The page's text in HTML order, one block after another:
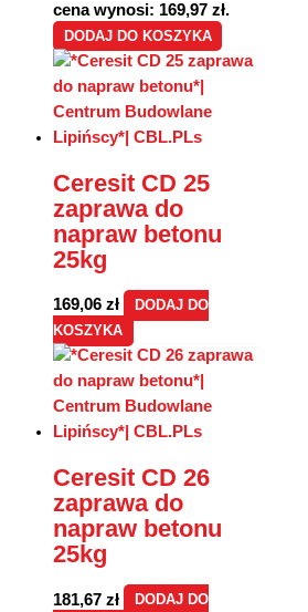
cena wynosi: 169,97 zł.
DODAJ DO KOSZYKA
Ceresit CD 25
zaprawa do
napraw betonu
25kg
169,06 zł
DODAJ DO
KOSZYKA
Ceresit CD 26
zaprawa do
napraw betonu
25kg
181,67 zł
DODAJ DO